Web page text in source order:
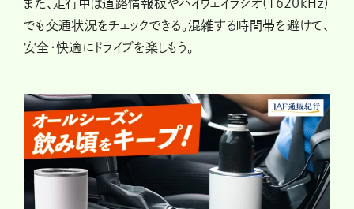
また、走行中は道路情報板やハイウェイラジオ(1620kHz)
でも交通状況をチェックできる。混雑する時間帯を避けて、
安全・快適にドライブを楽しもう。